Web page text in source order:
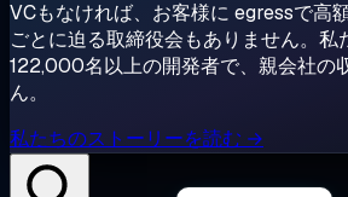
VCもなければ、お客様に egressで高
ごとに迫る取締役会もありません。私
122,000名以上の開発者で、親会社の
ん。
私たちのストーリーを読む →